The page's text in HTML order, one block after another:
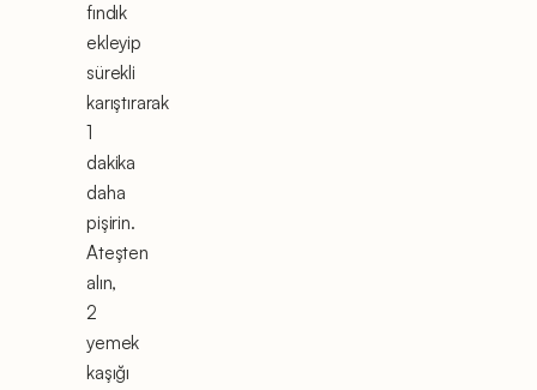
fındık
ekleyip
sürekli
karıştırarak
1
dakika
daha
pişirin.
Ateşten
alın,
2
yemek
kaşığı